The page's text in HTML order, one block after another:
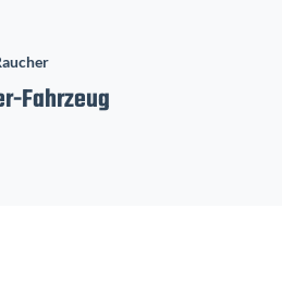
Fahrzeug